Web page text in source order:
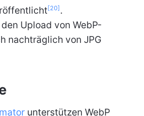
[20] .
Upload von WebP-
nachträglich von JPG
unterstützen WebP